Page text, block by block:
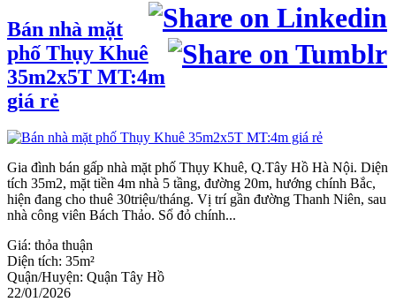
Bán nhà mặt
phố Thụy Khuê
35m2x5T MT:4m
giá rẻ
Gia đình bán gấp nhà mặt phố Thụy Khuê, Q.Tây Hồ Hà Nội. Diện
tích 35m2, mặt tiền 4m nhà 5 tầng, đường 20m, hướng chính Bắc,
hiện đang cho thuê 30triệu/tháng. Vị trí gần đường Thanh Niên, sau
nhà công viên Bách Thảo. Sổ đỏ chính...
Giá: thỏa thuận
Diện tích: 35m²
Quận/Huyện: Quận Tây Hồ
22/01/2026